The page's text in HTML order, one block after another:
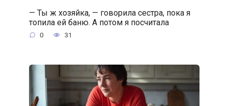
— Ты ж хозяйка, — говорила сестра, пока я
топила ей баню. А потом я посчитала
0 31